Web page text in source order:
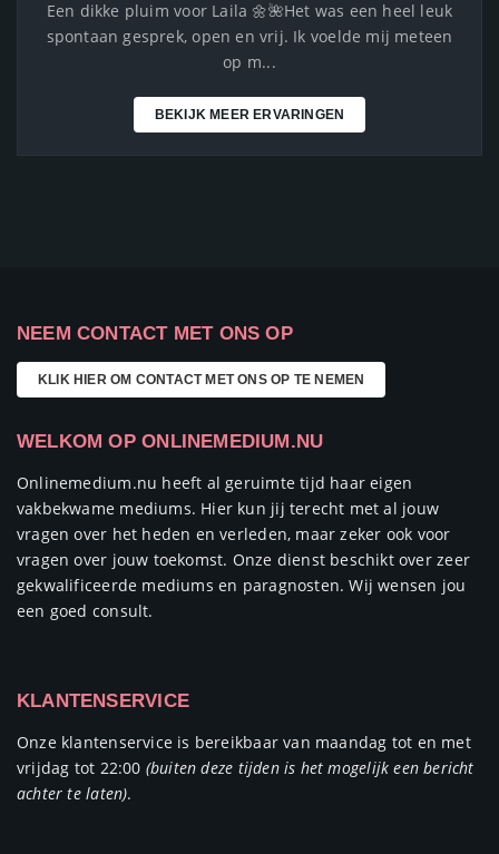
Een dikke pluim voor Laila 🌼🌺Het was een heel leuk
spontaan gesprek, open en vrij. Ik voelde mij meteen
op m...
BEKIJK MEER ERVARINGEN
NEEM CONTACT MET ONS OP
KLIK HIER OM CONTACT MET ONS OP TE NEMEN
WELKOM OP ONLINEMEDIUM.NU
Onlinemedium.nu heeft al geruimte tijd haar eigen
vakbekwame mediums. Hier kun jij terecht met al jouw
vragen over het heden en verleden, maar zeker ook voor
vragen over jouw toekomst. Onze dienst beschikt over zeer
gekwalificeerde mediums en paragnosten. Wij wensen jou
een goed consult.
KLANTENSERVICE
Onze klantenservice is bereikbaar van maandag tot en met
vrijdag tot 22:00 (buiten deze tijden is het mogelijk een bericht
achter te laten).